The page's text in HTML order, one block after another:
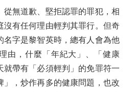
無道歉、堅拒認罪的罪犯，相
沒有任何理由輕判其罪行。但奇
名字是黎智英時，總有人會為他
由，什麼「年紀大」、「健康
就帶有「必須輕判」的免罪符一
」，炒作再多的健康問題，也改